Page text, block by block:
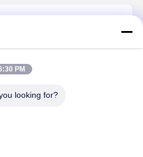
cart voor het hanteren van
PM
looking for?